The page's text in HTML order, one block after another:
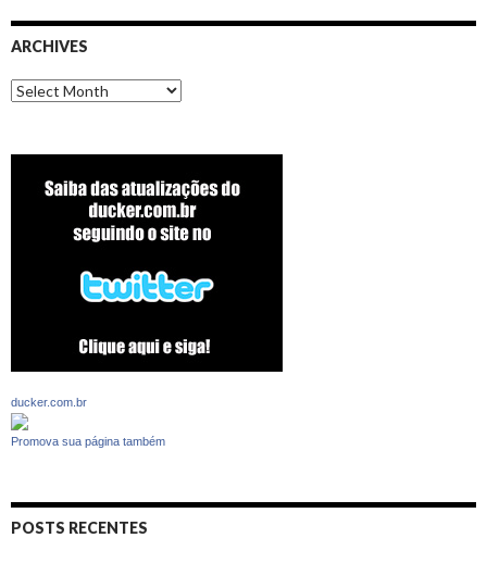
ARCHIVES
Archives
ducker.com.br
Promova sua página também
POSTS RECENTES